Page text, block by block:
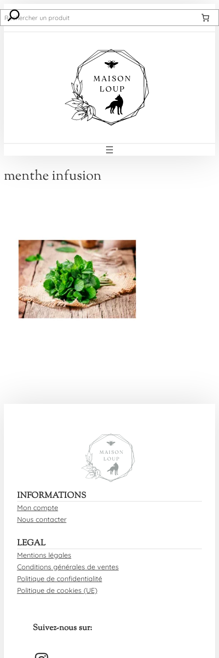
Recherche
menthe infusion
INFORMATIONS
Mon compte
Nous contacter
LEGAL
Mentions légales
Conditions générales de ventes
Politique de confidentialité
Politique de cookies (UE)
Suivez-nous sur: